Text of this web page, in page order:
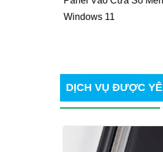
Windows 11
DỊCH VỤ ĐƯỢC